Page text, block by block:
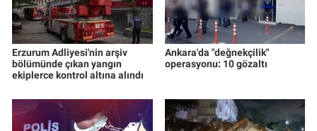
Erzurum Adliyesi'nin arşiv
bölümünde çıkan yangın
ekiplerce kontrol altına alındı
Ankara'da "değnekçilik"
operasyonu: 10 gözaltı